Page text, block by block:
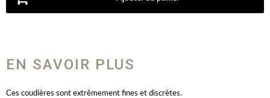
EN SAVOIR PLUS
Ces coudières sont extrêmement fines et discrètes.